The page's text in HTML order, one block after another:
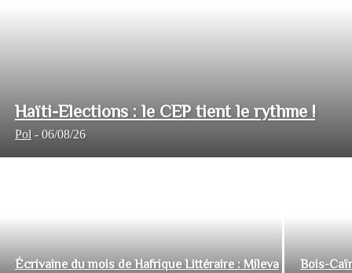
Haïti-Elections : le CEP tient le rythme !
Pol - 06/08/26
Écrivaine du mois de Hafrique Littéraire : Mileva
Bois-